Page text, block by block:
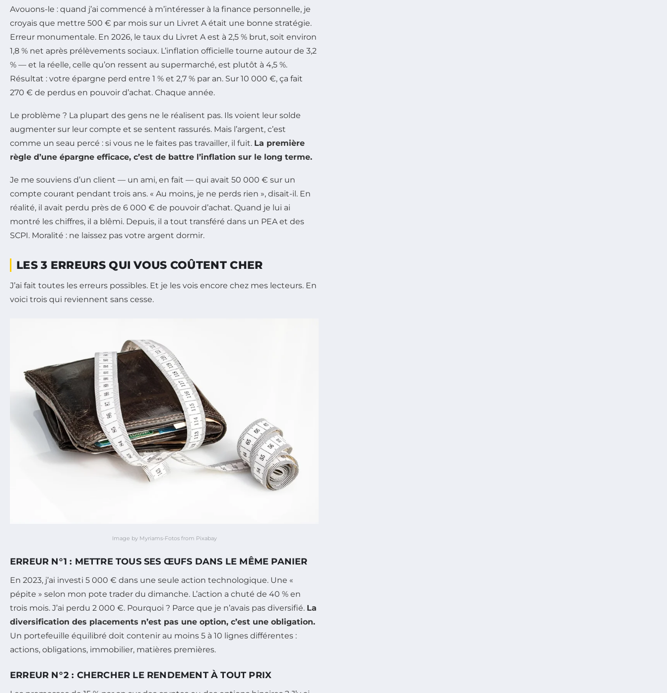
Avouons-le : quand j’ai commencé à m’intéresser à la finance personnelle, je
croyais que mettre 500 € par mois sur un Livret A était une bonne stratégie.
Erreur monumentale. En 2026, le taux du Livret A est à 2,5 % brut, soit environ
1,8 % net après prélèvements sociaux. L’inflation officielle tourne autour de 3,2
% — et la réelle, celle qu’on ressent au supermarché, est plutôt à 4,5 %.
Résultat : votre épargne perd entre 1 % et 2,7 % par an. Sur 10 000 €, ça fait
270 € de perdus en pouvoir d’achat. Chaque année.
Le problème ? La plupart des gens ne le réalisent pas. Ils voient leur solde
augmenter sur leur compte et se sentent rassurés. Mais l’argent, c’est
comme un seau percé : si vous ne le faites pas travailler, il fuit. La première
règle d’une épargne efficace, c’est de battre l’inflation sur le long terme.
Je me souviens d’un client — un ami, en fait — qui avait 50 000 € sur un
compte courant pendant trois ans. « Au moins, je ne perds rien », disait-il. En
réalité, il avait perdu près de 6 000 € de pouvoir d’achat. Quand je lui ai
montré les chiffres, il a blêmi. Depuis, il a tout transféré dans un PEA et des
SCPI. Moralité : ne laissez pas votre argent dormir.
LES 3 ERREURS QUI VOUS COÛTENT CHER
J’ai fait toutes les erreurs possibles. Et je les vois encore chez mes lecteurs. En
voici trois qui reviennent sans cesse.
Image by Myriams-Fotos from Pixabay
ERREUR N°1 : METTRE TOUS SES ŒUFS DANS LE MÊME PANIER
En 2023, j’ai investi 5 000 € dans une seule action technologique. Une «
pépite » selon mon pote trader du dimanche. L’action a chuté de 40 % en
trois mois. J’ai perdu 2 000 €. Pourquoi ? Parce que je n’avais pas diversifié. La
diversification des placements n’est pas une option, c’est une obligation.
Un portefeuille équilibré doit contenir au moins 5 à 10 lignes différentes :
actions, obligations, immobilier, matières premières.
ERREUR N°2 : CHERCHER LE RENDEMENT À TOUT PRIX